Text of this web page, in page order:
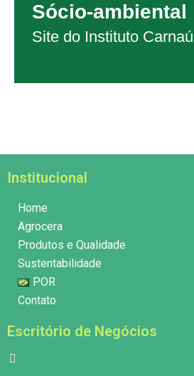
Sócio-ambiental
Site do Instituto
Institucional
Home
Agrocera
Produtos e Qualidade
Sustentabilidade
POR
Contato
Escritório de Negócios